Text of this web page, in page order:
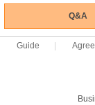
Q&A
Guide